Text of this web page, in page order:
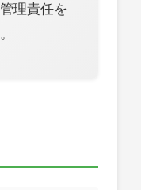
理責任を